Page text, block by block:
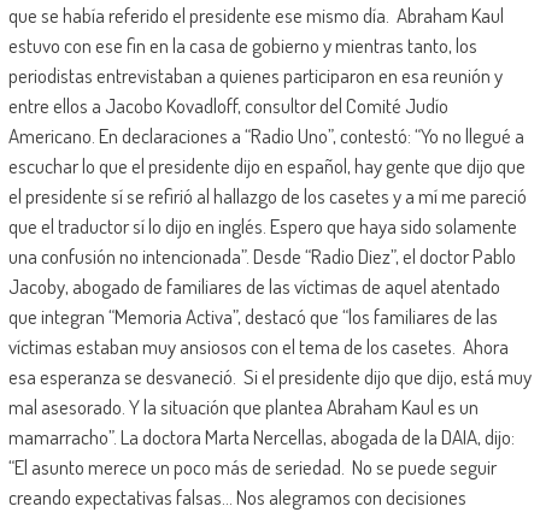
que se había referido el presidente ese mismo día. Abraham Kaul
estuvo con ese fin en la casa de gobierno y mientras tanto, los
periodistas entrevistaban a quienes participaron en esa reunión y
entre ellos a Jacobo Kovadloff, consultor del Comité Judío
Americano. En declaraciones a “Radio Uno”, contestó: “Yo no llegué a
escuchar lo que el presidente dijo en español, hay gente que dijo que
el presidente sí se refirió al hallazgo de los casetes y a mí me pareció
que el traductor sí lo dijo en inglés. Espero que haya sido solamente
una confusión no intencionada”. Desde “Radio Diez”, el doctor Pablo
Jacoby, abogado de familiares de las víctimas de aquel atentado
que integran “Memoria Activa”, destacó que “los familiares de las
víctimas estaban muy ansiosos con el tema de los casetes. Ahora
esa esperanza se desvaneció. Si el presidente dijo que dijo, está muy
mal asesorado. Y la situación que plantea Abraham Kaul es un
mamarracho”. La doctora Marta Nercellas, abogada de la DAIA, dijo:
“El asunto merece un poco más de seriedad. No se puede seguir
creando expectativas falsas… Nos alegramos con decisiones